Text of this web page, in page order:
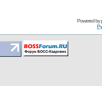
Pоwerеd by